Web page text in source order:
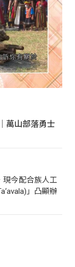
萬山部落勇士
現今配合族人工
」凸顯辦